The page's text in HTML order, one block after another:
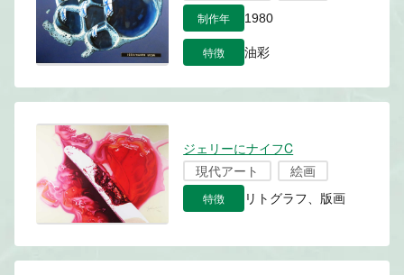
制作年 1980
特徴 油彩
ジェリーにナイフC
現代アート
絵画
特徴 リトグラフ、版画